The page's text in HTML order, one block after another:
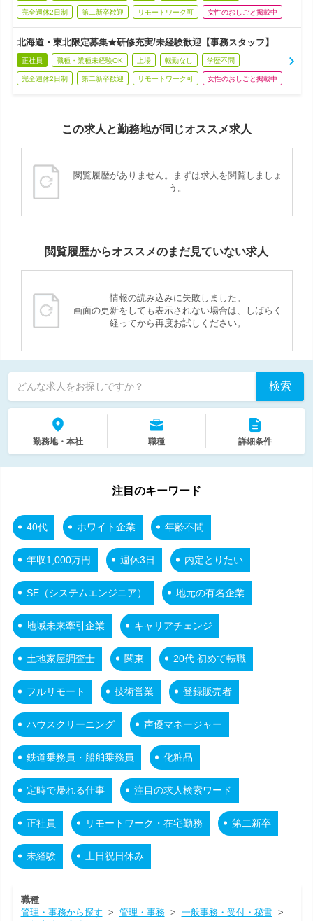
完全週休2日制 第二新卒歓迎 リモートワーク可 女性のおしごと掲載中
北海道・東北限定募集★研修充実/未経験歓迎【事務スタッフ】
正社員 職種・業種未経験OK 上場 転勤なし 学歴不問
完全週休2日制 第二新卒歓迎 リモートワーク可 女性のおしごと掲載中
この求人と勤務地が同じオススメ求人
閲覧履歴がありません。まずは求人を閲覧しましょ
う。
閲覧履歴からオススメのまだ見ていない求人
情報の読み込みに失敗しました。
画面の更新をしても表示されない場合は、しばらく
経ってから再度お試しください。
どんな求人をお探しですか？ 検索
勤務地・本社 職種 詳細条件
注目のキーワード
40代 ホワイト企業 年齢不問
年収1,000万円 週休3日 内定とりたい
SE（システムエンジニア） 地元の有名企業
地域未来牽引企業 キャリアチェンジ
土地家屋調査士 関東 20代 初めて転職
フルリモート 技術営業 登録販売者
ハウスクリーニング 声優マネージャー
鉄道乗務員・船舶乗務員 化粧品
定時で帰れる仕事 注目の求人検索ワード
正社員 リモートワーク・在宅勤務 第二新卒
未経験 土日祝日休み
職種
管理・事務から探す > 管理・事務> 一般事務・受付・秘書>